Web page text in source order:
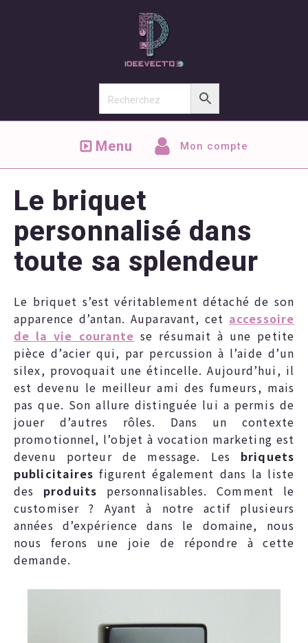
Menu Mon compte
Le briquet
personnalisé dans
toute sa splendeur
Le briquet s’est véritablement détaché de son
apparence d’antan. Auparavant, cet accessoire
de la vie courante se résumait à une petite
pièce d’acier qui, par percussion à l’aide d’un
silex, provoquait une étincelle. Aujourd’hui, il
est devenu le meilleur ami des fumeurs, mais
pas que. Son allure distinguée lui a permis de
jouer d’autres rôles. Dans un contexte
promotionnel, l’objet à vocation marketing est
devenu porteur de message. Les briquets
publicitaires figurent également dans la liste
des produits personnalisables. Comment le
customiser ? Ayant à notre actif plusieurs
années d’expérience dans le domaine, nous
nous ferons une joie de répondre à cette
demande.